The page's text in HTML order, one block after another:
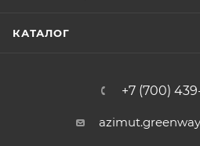
КАТАЛОГ
+7 (700)